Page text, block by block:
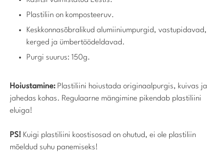
Plastiliin on komposteeruv.
Keskkonnasõbralikud alumiiniumpurgid, vastupidavad,
kerged ja ümbertöödeldavad.
Purgi suurus: 150g.
Hoiustamine: Plastiliini hoiustada originaalpurgis, kuivas ja
jahedas kohas. Regulaarne mängimine pikendab plastiliini
eluiga!
PS! Kuigi plastiliini koostisosad on ohutud, ei ole plastiliin
mõeldud suhu panemiseks!